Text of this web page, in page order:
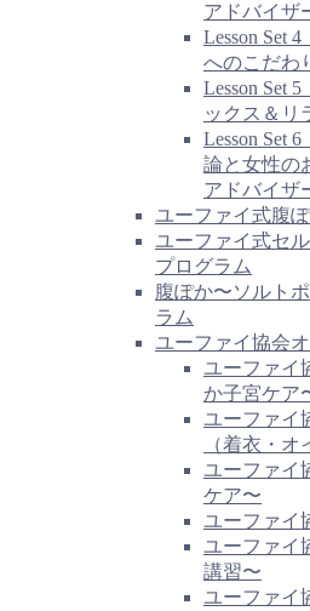
アドバイザ
Lesson Set
へのこだわ
Lesson Set
ックス＆リ
Lesson Set
論と女性の
アドバイザ
ユーファイ式腹
ユーファイ式セ
プログラム
腹ぽか〜ソルト
ラム
ユーファイ協会
ユーファイ
か子宮ケア
ユーファイ
（着衣・オ
ユーファイ
ケア〜
ユーファイ
ユーファイ
講習〜
ユーファイ